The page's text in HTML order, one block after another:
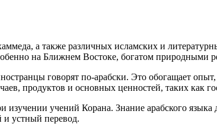
а также различных исламских и
на Ближнем Востоке, богатом природными
говорят по-арабски. Это обогащает
продуктов и основных ценностей, таких как
изучении учений Корана. Знание арабского
и устный перевод.